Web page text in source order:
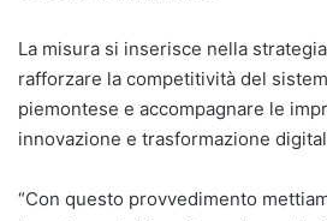
La misura si inserisce nella
rafforzare la competitività del
piemontese e accompagnare le
innovazione e trasformazione
“Con questo provvedimento